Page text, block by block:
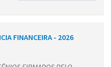
FINANCEIRA - 2026